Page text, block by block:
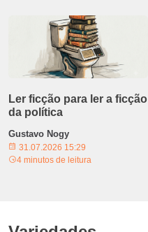
Ler ficção para ler a ficção
da política
Gustavo Nogy
31.07.2026 15:29
4 minutos de leitura